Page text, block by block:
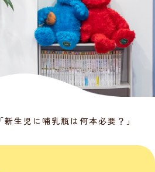
「新生児に哺乳瓶は何本必要？」